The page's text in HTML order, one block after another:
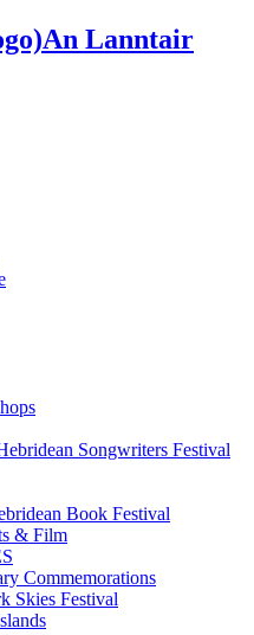
An Lanntair
Songwriters Festival
Book Festival
& Film
Commemorations
Skies Festival